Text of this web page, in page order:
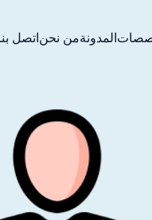
المدونةمن نحناتصل